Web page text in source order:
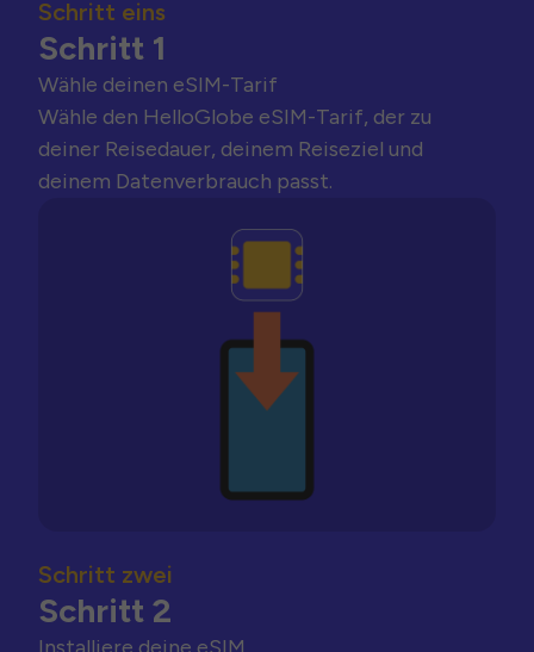
Schritt eins
Schritt 1
Wähle deinen eSIM-Tarif
Wähle den HelloGlobe eSIM-Tarif, der zu
deiner Reisedauer, deinem Reiseziel und
deinem Datenverbrauch passt.
Schritt zwei
Schritt 2